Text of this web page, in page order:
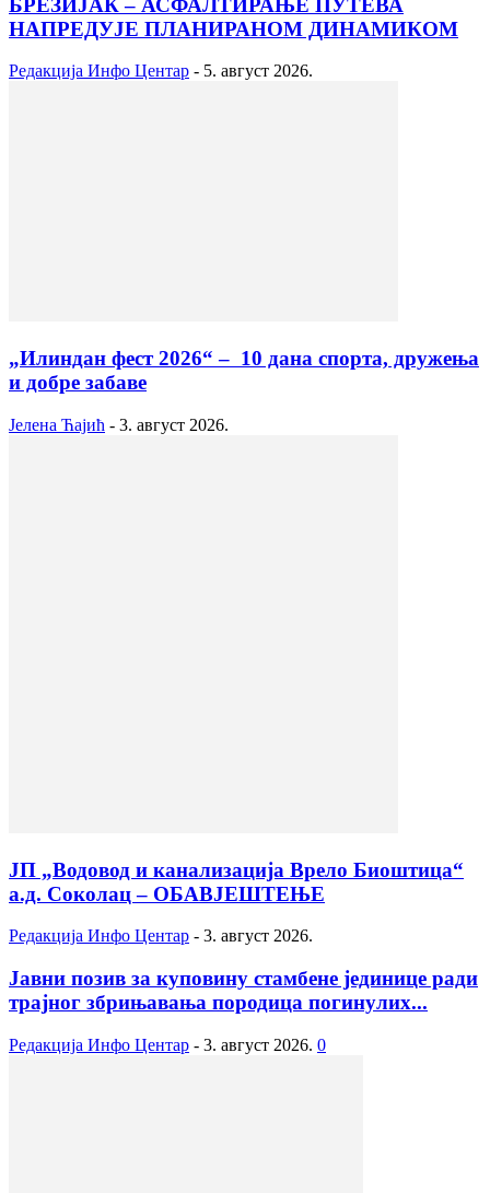
БРЕЗИЈАК – АСФАЛТИРАЊЕ ПУТЕВА
НАПРЕДУЈЕ ПЛАНИРАНОМ ДИНАМИКОМ
Редакција Инфо Центар - 5. август 2026.
„Илиндан фест 2026“ – 10 дана спорта, дружења
и добре забаве
Јелена Ћајић - 3. август 2026.
ЈП „Водовод и канализација Врело Биоштица“
а.д. Соколац – ОБАВЈЕШТЕЊЕ
Редакција Инфо Центар - 3. август 2026.
Јавни позив за куповину стамбене јединице ради
трајног збрињавања породица погинулих...
Редакција Инфо Центар - 3. август 2026. 0